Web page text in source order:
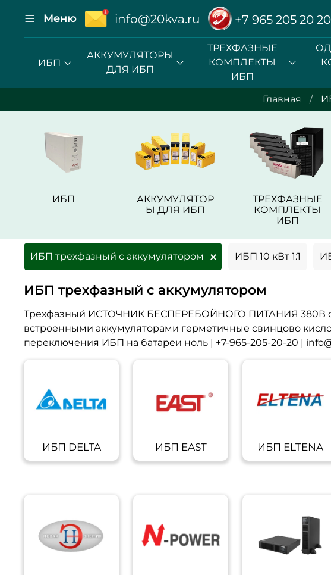
Меню info@20kva.ru +7 965 205 20 20
ИБП
АККУМУЛЯТОРЫ
ДЛЯ ИБП
ТРЕХФАЗНЫЕ
КОМПЛЕКТЫ
ИБП
Главная
ИБП
АККУМУЛЯТОР
Ы ДЛЯ ИБП
ТРЕХФАЗНЫЕ
КОМПЛЕКТЫ
ИБП
ИБП трехфазный с аккумулятором ИБП 10 кВт 1:1
ИБП трехфазный с аккумулятором
Трехфазный ИСТОЧНИК БЕСПЕРЕБОЙНОГО ПИТАНИЯ 380В
встроенными аккумуляторами герметичные свинцово
переключения ИБП на батареи ноль | +7-965-205-20-20 |
ИБП DELTA ИБП EAST ИБП ELTENA